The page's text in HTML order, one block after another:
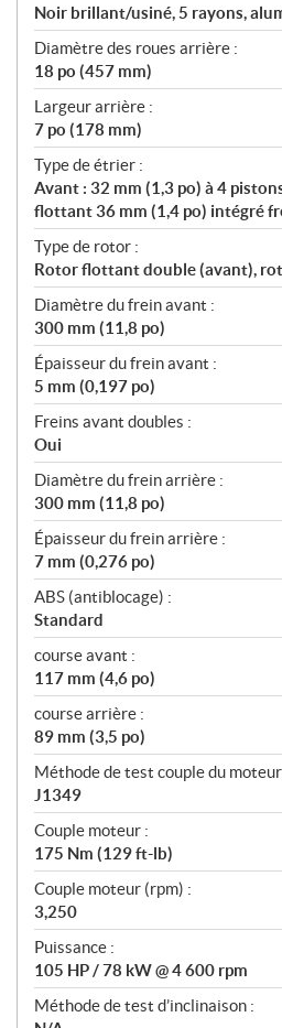
Noir brillant/usiné, 5 rayons,
Diamètre des roues arrière :
18 po (457 mm)
Largeur arrière :
7 po (178 mm)
Type de étrier :
Avant : 32 mm (1,3 po) à 4
flottant 36 mm (1,4 po) intégré
Type de rotor :
Rotor flottant double (avant),
Diamètre du frein avant :
300 mm (11,8 po)
Épaisseur du frein avant :
5 mm (0,197 po)
Freins avant doubles :
Oui
Diamètre du frein arrière :
300 mm (11,8 po)
Épaisseur du frein arrière :
7 mm (0,276 po)
ABS (antiblocage) :
Standard
course avant :
117 mm (4,6 po)
course arrière :
89 mm (3,5 po)
Méthode de test couple du
J1349
Couple moteur :
175 Nm (129 ft-lb)
Couple moteur (rpm) :
3,250
Puissance :
105 HP / 78 kW @ 4 600 rpm
Méthode de test d’inclinaison :